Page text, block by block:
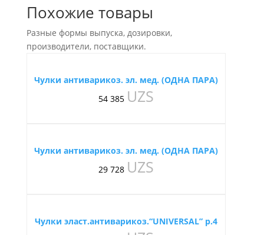
Похожие товары
Разные формы выпуска, дозировки,
производители, поставщики.
Чулки антиварикоз. эл. мед. (ОДНА ПАРА)
54 385 UZS
Чулки антиварикоз. эл. мед. (ОДНА ПАРА)
29 728 UZS
Чулки эласт.антиварикоз.“UNIVERSAL” р.4